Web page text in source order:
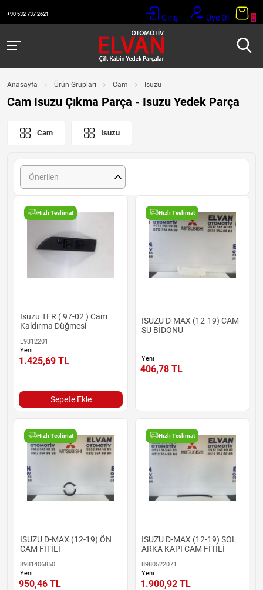
+90 532 737 2621 Giriş Üye Ol 0
Anasayfa Ürün Grupları Cam Isuzu
Cam Isuzu Çıkma Parça - Isuzu Yedek Parça
Cam Isuzu
Önerilen
Hızlı Teslimat
Isuzu TFR ( 97-02 ) Cam
Kaldırma Düğmesi
E9312201
Yeni
1.425,69 TL
Sepete Ekle
Hızlı Teslimat
ISUZU D-MAX (12-19) CAM
SU BİDONU
Yeni
406,78 TL
Hızlı Teslimat
ISUZU D-MAX (12-19) ÖN
CAM FİTİLİ
8981406850
Yeni
950,46 TL
Hızlı Teslimat
ISUZU D-MAX (12-19) SOL
ARKA KAPI CAM FİTİLİ
8980522071
Yeni
1.900,92 TL